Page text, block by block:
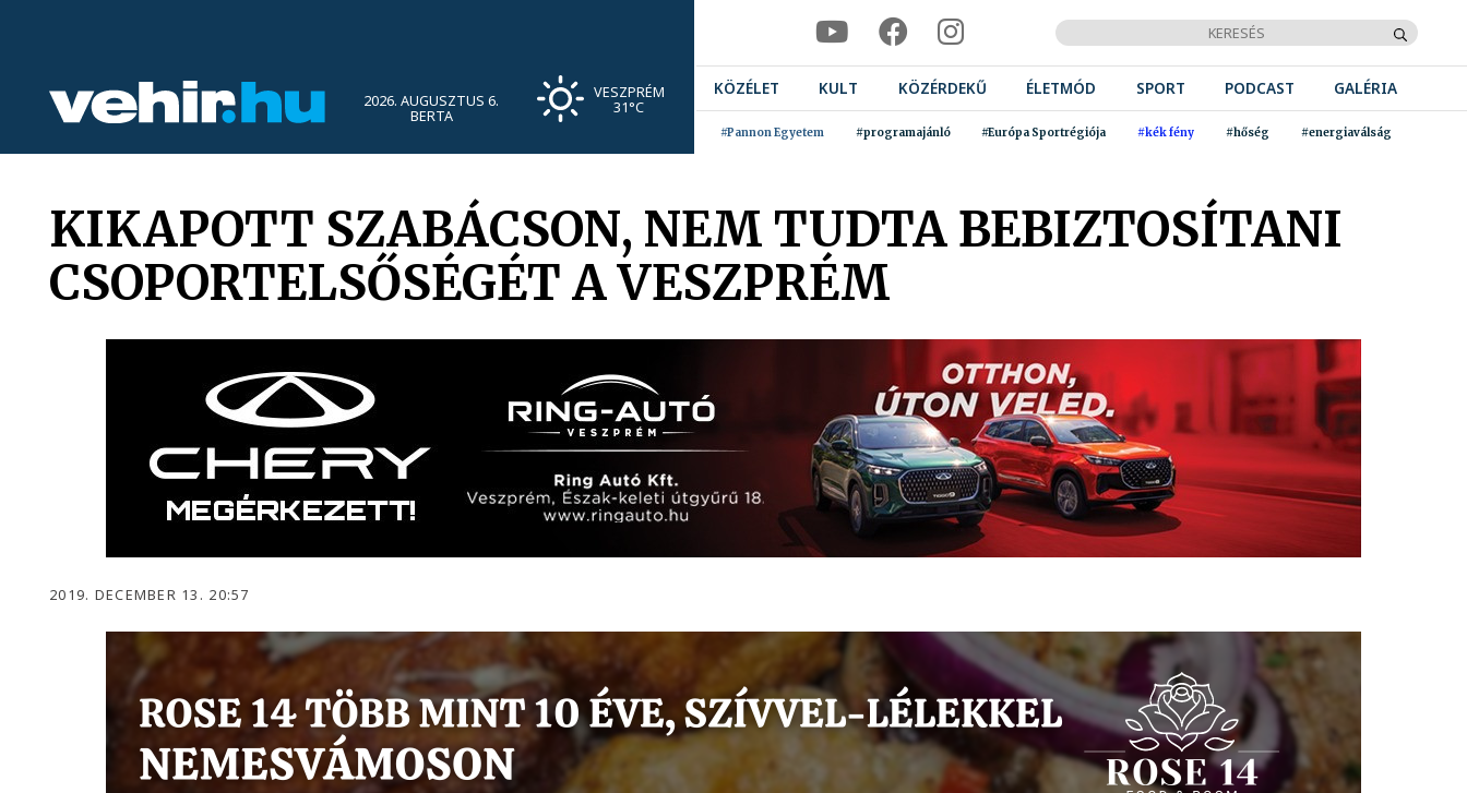
2026. AUGUSZTUS 6.
BERTA
VESZPRÉM
31°C
KÖZÉLET KULT KÖZÉRDEKŰ ÉLETMÓD SPORT PODCAST GALÉRIA
#Pannon Egyetem #programajánló #Európa Sportrégiója #kék fény #hőség #energiaválság
KIKAPOTT SZABÁCSON, NEM TUDTA BEBIZTOSÍTANI
CSOPORTELSŐSÉGÉT A VESZPRÉM
2019. DECEMBER 13. 20:57